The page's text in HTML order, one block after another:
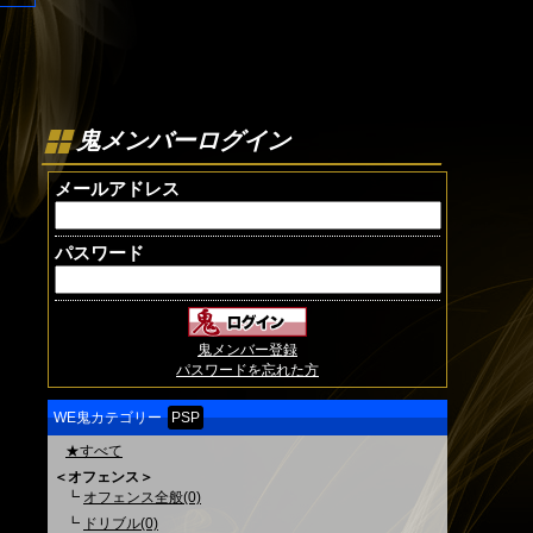
鬼メンバーログイン
メールアドレス
パスワード
鬼メンバー登録
パスワードを忘れた方
WE鬼カテゴリー
PSP
★すべて
＜オフェンス＞
┗ オフェンス全般(0)
┗ ドリブル(0)